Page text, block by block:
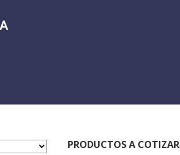
PRODUCTOS A COTIZAR